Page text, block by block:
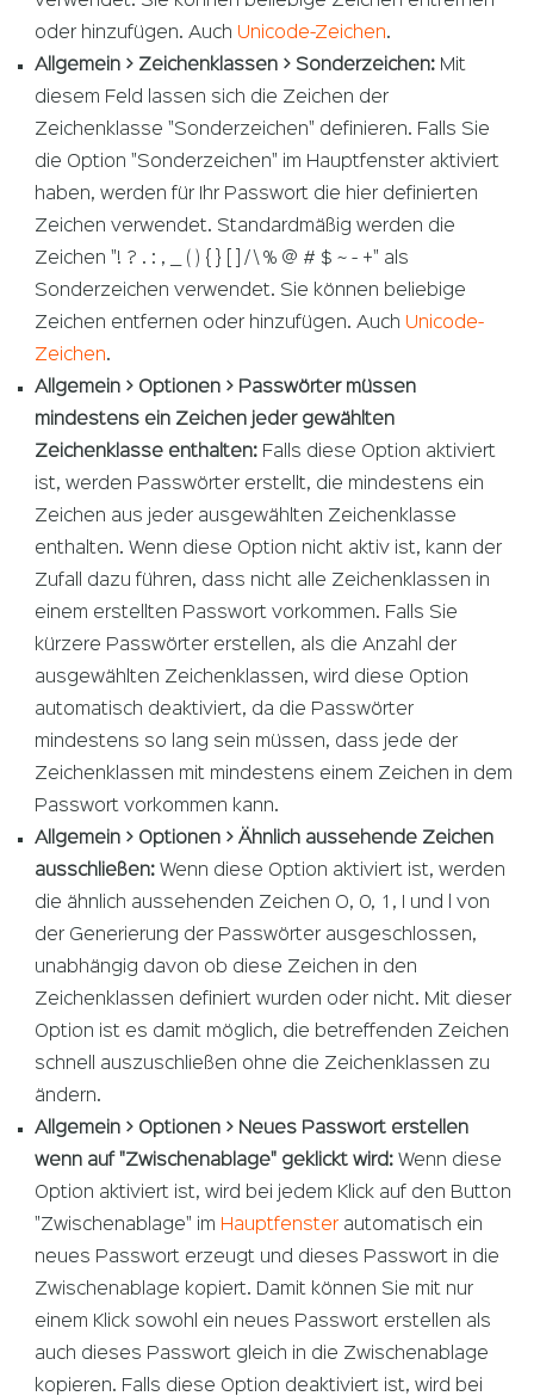
oder hinzufügen. Auch Unicode-Zeichen.
Allgemein > Zeichenklassen > Sonderzeichen: Mit
diesem Feld lassen sich die Zeichen der
Zeichenklasse "Sonderzeichen" definieren. Falls Sie
die Option "Sonderzeichen" im Hauptfenster aktiviert
haben, werden für Ihr Passwort die hier definierten
Zeichen verwendet. Standardmäßig werden die
Zeichen "! ? . : , _ ( ) { } [ ] / \ % @ # $ ~ - +" als
Sonderzeichen verwendet. Sie können beliebige
Zeichen entfernen oder hinzufügen. Auch Unicode-
Zeichen.
Allgemein > Optionen > Passwörter müssen
mindestens ein Zeichen jeder gewählten
Zeichenklasse enthalten: Falls diese Option aktiviert
ist, werden Passwörter erstellt, die mindestens ein
Zeichen aus jeder ausgewählten Zeichenklasse
enthalten. Wenn diese Option nicht aktiv ist, kann der
Zufall dazu führen, dass nicht alle Zeichenklassen in
einem erstellten Passwort vorkommen. Falls Sie
kürzere Passwörter erstellen, als die Anzahl der
ausgewählten Zeichenklassen, wird diese Option
automatisch deaktiviert, da die Passwörter
mindestens so lang sein müssen, dass jede der
Zeichenklassen mit mindestens einem Zeichen in dem
Passwort vorkommen kann.
Allgemein > Optionen > Ähnlich aussehende Zeichen
ausschließen: Wenn diese Option aktiviert ist, werden
die ähnlich aussehenden Zeichen O, 0, 1, I und l von
der Generierung der Passwörter ausgeschlossen,
unabhängig davon ob diese Zeichen in den
Zeichenklassen definiert wurden oder nicht. Mit dieser
Option ist es damit möglich, die betreffenden Zeichen
schnell auszuschließen ohne die Zeichenklassen zu
ändern.
Allgemein > Optionen > Neues Passwort erstellen
wenn auf "Zwischenablage" geklickt wird: Wenn diese
Option aktiviert ist, wird bei jedem Klick auf den Button
"Zwischenablage" im Hauptfenster automatisch ein
neues Passwort erzeugt und dieses Passwort in die
Zwischenablage kopiert. Damit können Sie mit nur
einem Klick sowohl ein neues Passwort erstellen als
auch dieses Passwort gleich in die Zwischenablage
kopieren. Falls diese Option deaktiviert ist, wird bei